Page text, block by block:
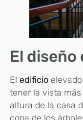
El diseño
El edificio
tener la vista
altura de la casa